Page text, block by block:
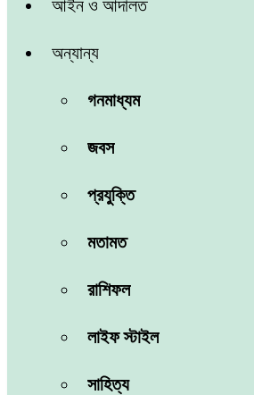
আইন ও আদালত
অন্যান্য
গনমাধ্যম
জবস
প্রযুক্তি
মতামত
রাশিফল
লাইফ স্টাইল
সাহিত্য